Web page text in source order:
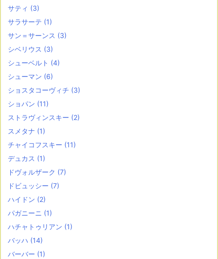
サティ (3)
サラサーテ (1)
サン＝サーンス (3)
シベリウス (3)
シューベルト (4)
シューマン (6)
ショスタコーヴィチ (3)
ショパン (11)
ストラヴィンスキー (2)
スメタナ (1)
チャイコフスキー (11)
デュカス (1)
ドヴォルザーク (7)
ドビュッシー (7)
ハイドン (2)
パガニーニ (1)
ハチャトゥリアン (1)
バッハ (14)
バーバー (1)